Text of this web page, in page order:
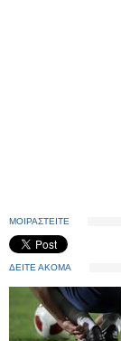
ΜΟΙΡΑΣΤΕΙΤΕ
ΔΕΙΤΕ ΑΚΟΜΑ